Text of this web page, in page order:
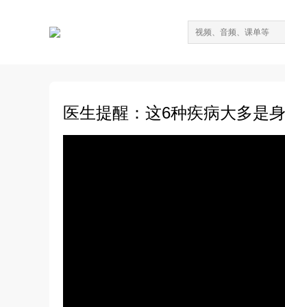
医生提醒：这6种疾病大多是